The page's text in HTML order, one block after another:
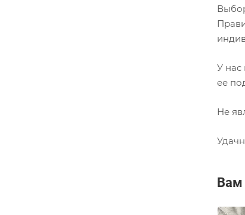
У нас
ее
Не
Вам